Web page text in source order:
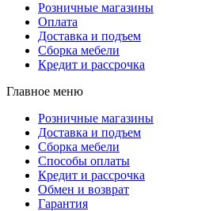
Розничные магазины
Оплата
Доставка и подъем
Сборка мебели
Кредит и рассрочка
Главное меню
Розничные магазины
Доставка и подъем
Сборка мебели
Способы оплаты
Кредит и рассрочка
Обмен и возврат
Гарантия